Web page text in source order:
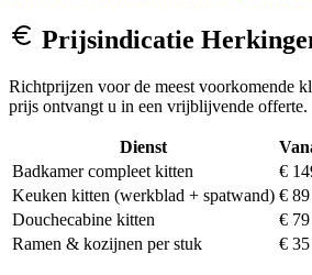
Prijsindicatie
Richtprijzen voor de meest voorkomende
prijs ontvangt u in een vrijblijvende offerte.
Dienst
Badkamer compleet kitten
€
Keuken kitten (werkblad + spatwand) € 89
Douchecabine kitten
€ 79
Ramen & kozijnen per stuk
€ 35